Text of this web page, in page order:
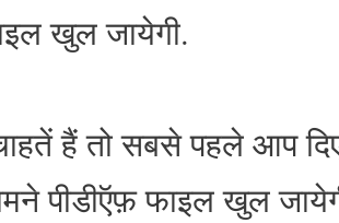
खुल जायेगी.
हैं तो सबसे पहले आप
पीडीऍफ़ फाइल खुल